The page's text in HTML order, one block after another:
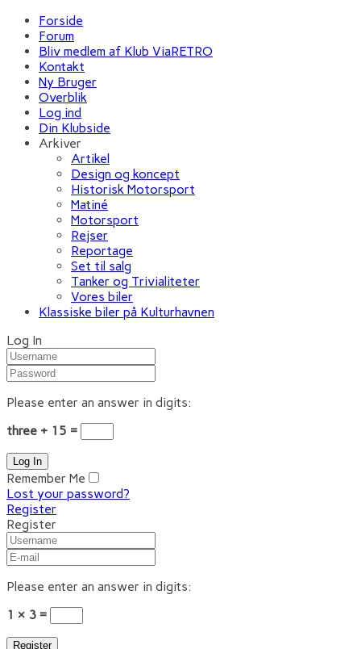
Forside
Forum
Bliv medlem af Klub ViaRETRO
Kontakt
Ny Bruger
Overblik
Log ind
Din Klubside
Arkiver
Artikel
Design og koncept
Historisk Motorsport
Matiné
Motorsport
Rejser
Reportage
Set til salg
Tanker og Trivialiteter
Vores biler
Klassiske biler på Kulturhavnen
Log In
Please enter an answer in digits:
three + 15 =
Remember Me
Lost your password?
Register
Register
Please enter an answer in digits:
1 × 3 =